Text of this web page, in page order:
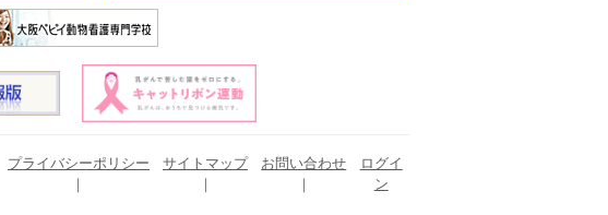
プライバシーポリシー サイトマップ お問い合わせ
ログイ
ン